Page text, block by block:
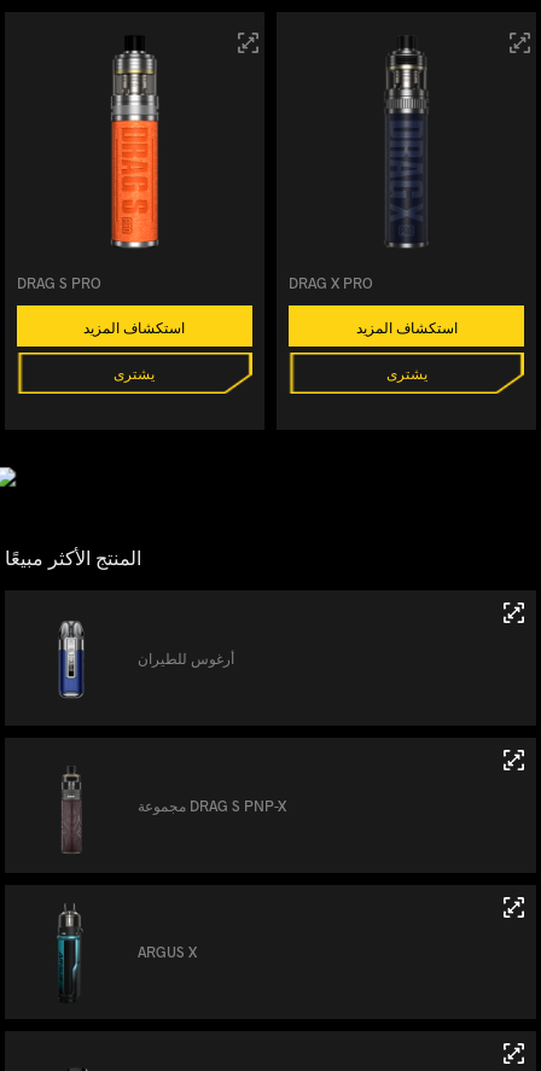
DRAG S PRO
استكشاف المزيد
يشترى
DRAG X PRO
استكشاف المزيد
يشترى
المنتج الأكثر مبيعًا
أرغوس للطيران
مجموعة DRAG S PNP-X
ARGUS X